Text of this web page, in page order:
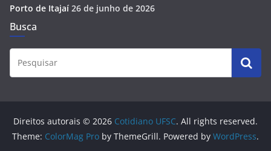
Porto de Itajaí 26 de junho de 2026
Busca
Direitos autorais © 2026 Cotidiano UFSC. All rights reserved.
Theme: ColorMag Pro by ThemeGrill. Powered by WordPress.